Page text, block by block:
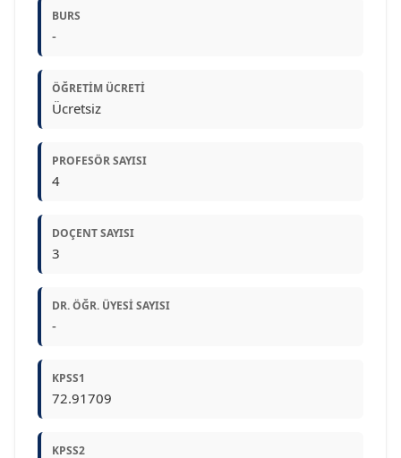
BURS
-
ÖĞRETIM ÜCRETI
Ücretsiz
PROFESÖR SAYISI
4
DOÇENT SAYISI
3
DR. ÖĞR. ÜYESI SAYISI
-
KPSS1
72.91709
KPSS2